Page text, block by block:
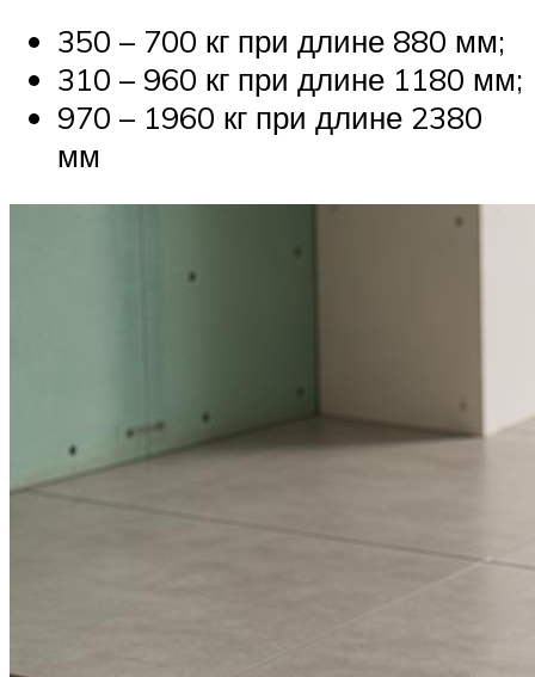
350 – 700 кг при длине 880 мм;
310 – 960 кг при длине 1180 мм;
970 – 1960 кг при длине 2380
мм